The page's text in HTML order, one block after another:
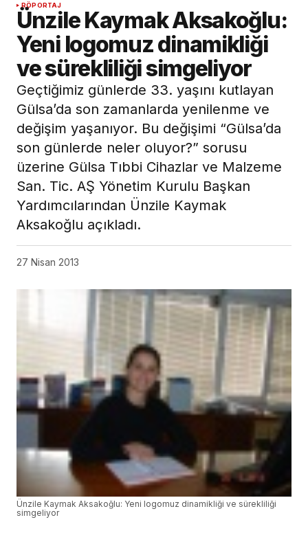
RÖPORTAJ
Ünzile Kaymak Aksakoğlu:
Yeni logomuz dinamikliği
ve sürekliliği simgeliyor
Geçtiğimiz günlerde 33. yaşını kutlayan
Gülsa’da son zamanlarda yenilenme ve
değişim yaşanıyor. Bu değişimi “Gülsa’da
son günlerde neler oluyor?” sorusu
üzerine Gülsa Tıbbi Cihazlar ve Malzeme
San. Tic. AŞ Yönetim Kurulu Başkan
Yardımcılarından Ünzile Kaymak
Aksakoğlu açıkladı.
27 Nisan 2013
Ünzile Kaymak Aksakoğlu: Yeni logomuz dinamikliği ve sürekliliği
simgeliyor